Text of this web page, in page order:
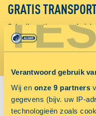
Verantwoord gebruik
Wij en onze 9 partners
gegevens (bijv. uw IP-
technologieën zoals
GRATIS
Gebruik gratis onze
het vervoer van je spullen naar
VIND